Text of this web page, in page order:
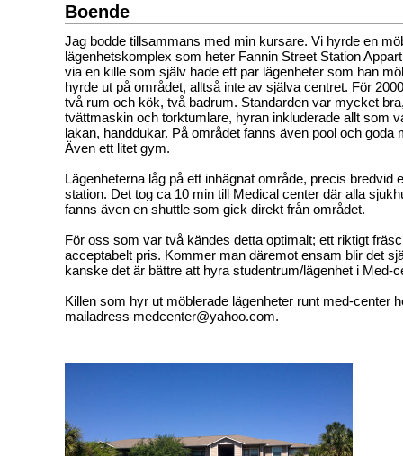
Boende
Jag bodde tillsammans med min kursare. Vi hyrde en
lägenhetskomplex som heter Fannin Street Station
via en kille som själv hade ett par lägenheter som han
hyrde ut på området, alltså inte av själva centret. För
två rum och kök, två badrum. Standarden var mycket
tvättmaskin och torktumlare, hyran inkluderade allt som
lakan, handdukar. På området fanns även pool och goda
Även ett litet gym.
Lägenheterna låg på ett inhägnat område, precis bredvid
station. Det tog ca 10 min till Medical center där alla
fanns även en shuttle som gick direkt från området.
För oss som var två kändes detta optimalt; ett riktigt
acceptabelt pris. Kommer man däremot ensam blir det
kanske det är bättre att hyra studentrum/lägenhet i Med-
Killen som hyr ut möblerade lägenheter runt med-center
mailadress medcenter@yahoo.com.